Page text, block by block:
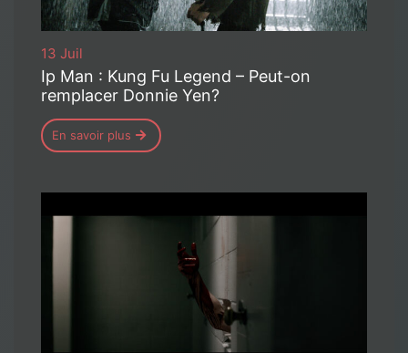
13 Juil
Ip Man : Kung Fu Legend – Peut-on
remplacer Donnie Yen?
En savoir plus